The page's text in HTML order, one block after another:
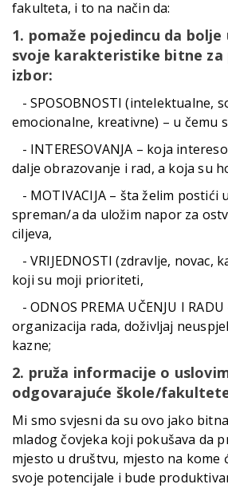
fakulteta, i to na način da:
1. pomaže pojedincu da bolje
svoje karakteristike bitne za
izbor:
- SPOSOBNOSTI (intelektualne,
emocionalne, kreativne) – u čemu
- INTERESOVANJA – koja
dalje obrazovanje i rad, a koja su
- MOTIVACIJA – šta želim postići
spreman/a da uložim napor za
ciljeva,
- VRIJEDNOSTI (zdravlje, novac,
koji su moji prioriteti,
- ODNOS PREMA UČENJU I
organizacija rada, doživljaj
kazne;
2. pruža informacije o
odgovarajuće škole/
Mi smo svjesni da su ovo jako
mladog čovjeka koji pokušava da
mjesto u društvu, mjesto na kome
svoje potencijale i bude